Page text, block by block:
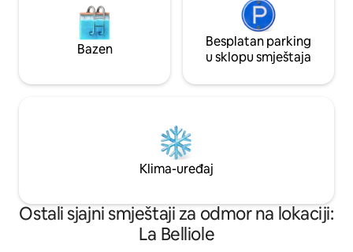
Bazen
Besplatan parking
u sklopu smještaja
Klima-uređaj
Ostali sjajni smještaji za odmor na lokaciji:
La Belliole